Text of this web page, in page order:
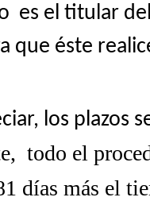
es el titular
que éste
los plazos
todo el
días más el